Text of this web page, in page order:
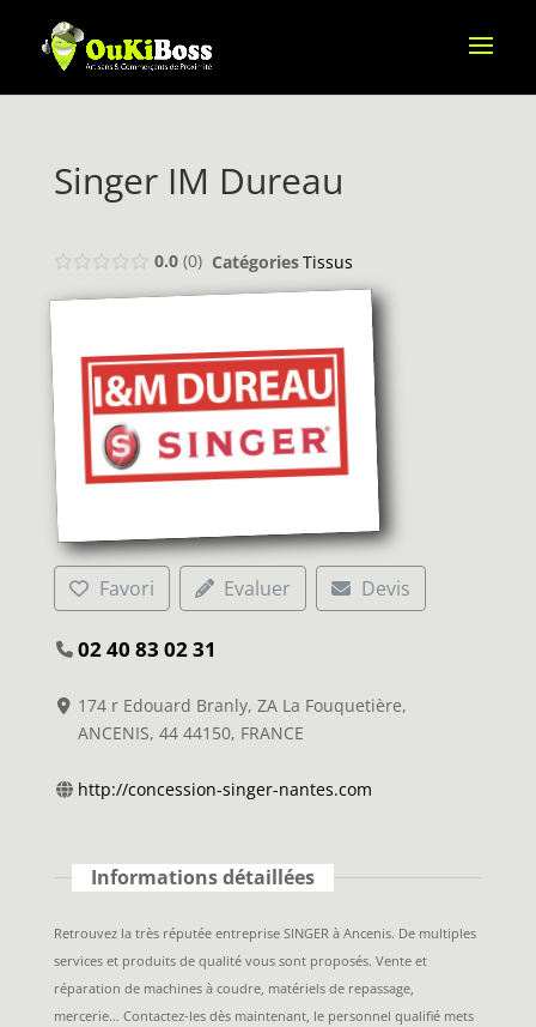
Singer IM Dureau
0.0 0 CatégoriesTissus
Favori Evaluer Devis
02 40 83 02 31
174 r Edouard Branly, ZA La Fouquetière,
ANCENIS, 44 44150, FRANCE
http://concession-singer-nantes.com
Informations détaillées
Retrouvez la très réputée entreprise SINGER à Ancenis. De multiples
services et produits de qualité vous sont proposés. Vente et
réparation de machines à coudre, matériels de repassage,
mercerie… Contactez-les dès maintenant, le personnel qualifié mets